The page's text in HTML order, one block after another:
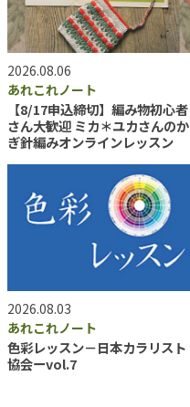
2026.08.06
あれこれノート
【8/17申込締切】編み物初心者
さん大歓迎 ミカ＊ユカさんのか
ぎ針編みオンラインレッスン
2026.08.03
あれこれノート
色彩レッスン－日本カラリスト
協会ーvol.7